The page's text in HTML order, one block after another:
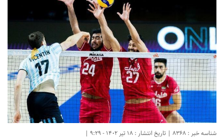
شناسه خبر : 8368 | تاریخ انتشار : 18 تیر 1402 - 9:29 |